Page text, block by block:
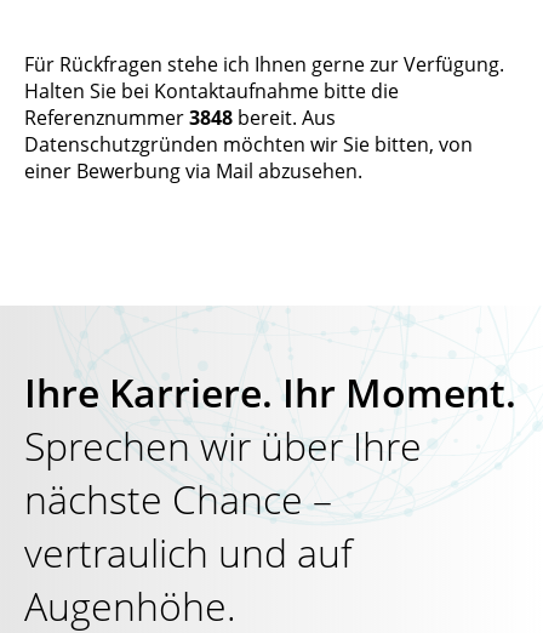
Für Rückfragen stehe ich Ihnen gerne zur Verfügung.
Halten Sie bei Kontaktaufnahme bitte die
Referenznummer3848 bereit. Aus
Datenschutzgründen möchten wir Sie bitten, von
einer Bewerbung via Mail abzusehen.
Ihre Karriere. Ihr Moment.
Sprechen wir über Ihre
nächste Chance –
vertraulich und auf
Augenhöhe.